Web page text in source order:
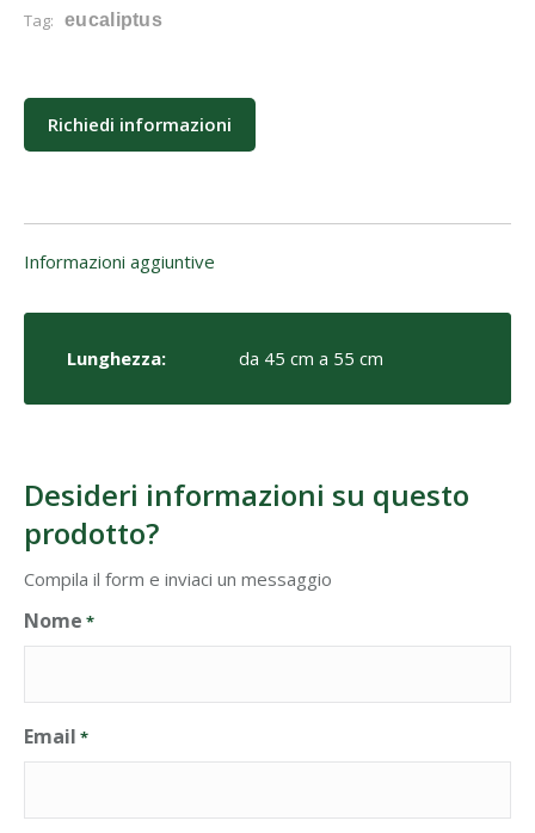
Tag: eucaliptus
Richiedi informazioni
Informazioni aggiuntive
Lunghezza: da 45 cm a 55 cm
Desideri informazioni su questo
prodotto?
Compila il form e inviaci un messaggio
Nome *
Email *